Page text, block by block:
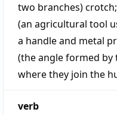
two branches)crotch;
(an agricultural tool
a handle and metal
(the angle formed by
where they join the
verb